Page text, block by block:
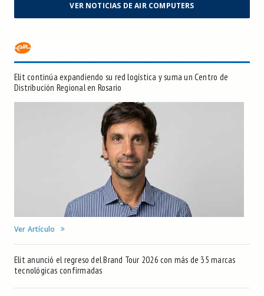
VER NOTICIAS DE AIR COMPUTERS
Elit continúa expandiendo su red logística y suma un Centro de
Distribución Regional en Rosario
Ver Artículo
Elit anunció el regreso del Brand Tour 2026 con más de 35 marcas
tecnológicas confirmadas